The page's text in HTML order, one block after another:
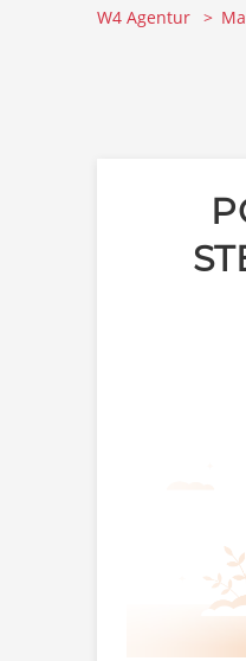
W4 Agentur